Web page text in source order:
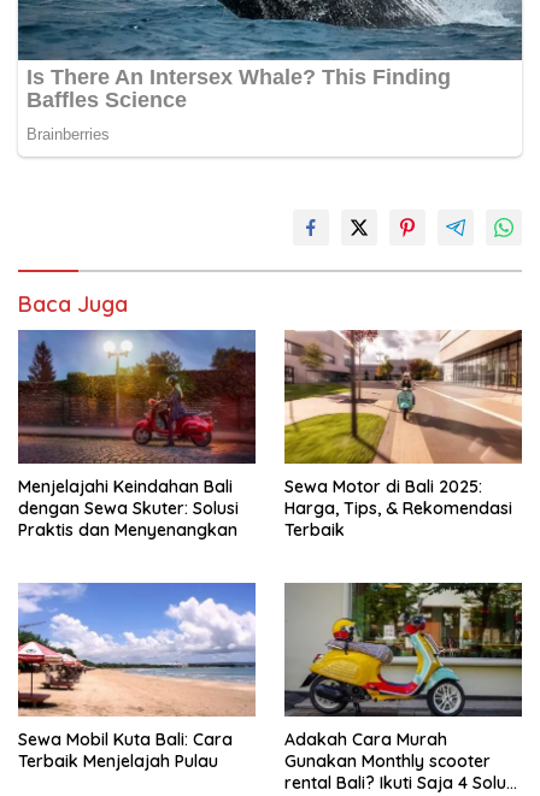
Baca Juga
Menjelajahi Keindahan Bali
dengan Sewa Skuter: Solusi
Praktis dan Menyenangkan
Sewa Motor di Bali 2025:
Harga, Tips, & Rekomendasi
Terbaik
Sewa Mobil Kuta Bali: Cara
Terbaik Menjelajah Pulau
Adakah Cara Murah
Gunakan Monthly scooter
rental Bali? Ikuti Saja 4 Solusi